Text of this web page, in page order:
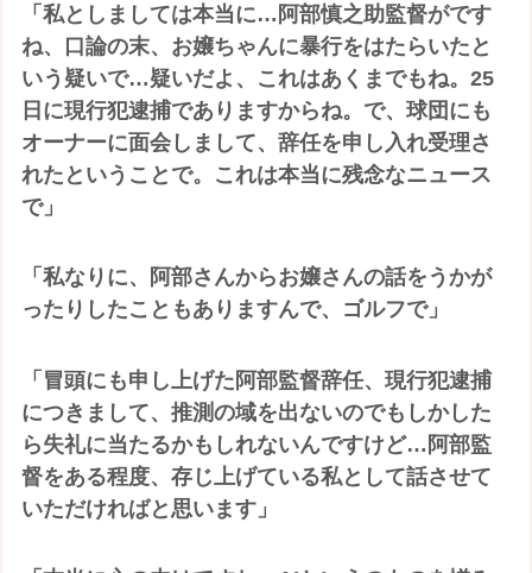
「私としましては本当に…阿部慎之助監督がです
ね、口論の末、お嬢ちゃんに暴行をはたらいたと
いう疑いで…疑いだよ、これはあくまでもね。25
日に現行犯逮捕でありますからね。で、球団にも
オーナーに面会しまして、辞任を申し入れ受理さ
れたということで。これは本当に残念なニュース
で」
「私なりに、阿部さんからお嬢さんの話をうかが
ったりしたこともありますんで、ゴルフで」
「冒頭にも申し上げた阿部監督辞任、現行犯逮捕
につきまして、推測の域を出ないのでもしかした
ら失礼に当たるかもしれないんですけど…阿部監
督をある程度、存じ上げている私として話させて
いただければと思います」